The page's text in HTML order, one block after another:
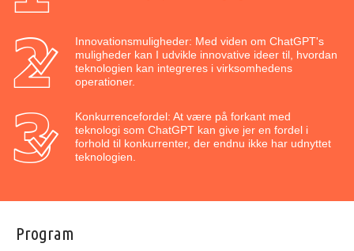
Innovationsmuligheder: Med viden om ChatGPT's
muligheder kan I udvikle innovative ideer til, hvordan
teknologien kan integreres i virksomhedens
operationer.
Konkurrencefordel: At være på forkant med
teknologi som ChatGPT kan give jer en fordel i
forhold til konkurrenter, der endnu ikke har udnyttet
teknologien.
Program